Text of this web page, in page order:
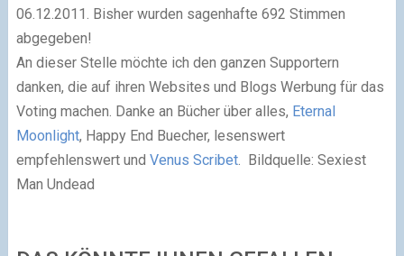
06.12.2011. Bisher wurden sagenhafte 692 Stimmen
abgegeben!
An dieser Stelle möchte ich den ganzen Supportern
danken, die auf ihren Websites und Blogs Werbung für das
Voting machen. Danke an Bücher über alles, Eternal
Moonlight, Happy End Buecher, lesenswert
empfehlenswertund Venus Scribet. Bildquelle: Sexiest
Man Undead